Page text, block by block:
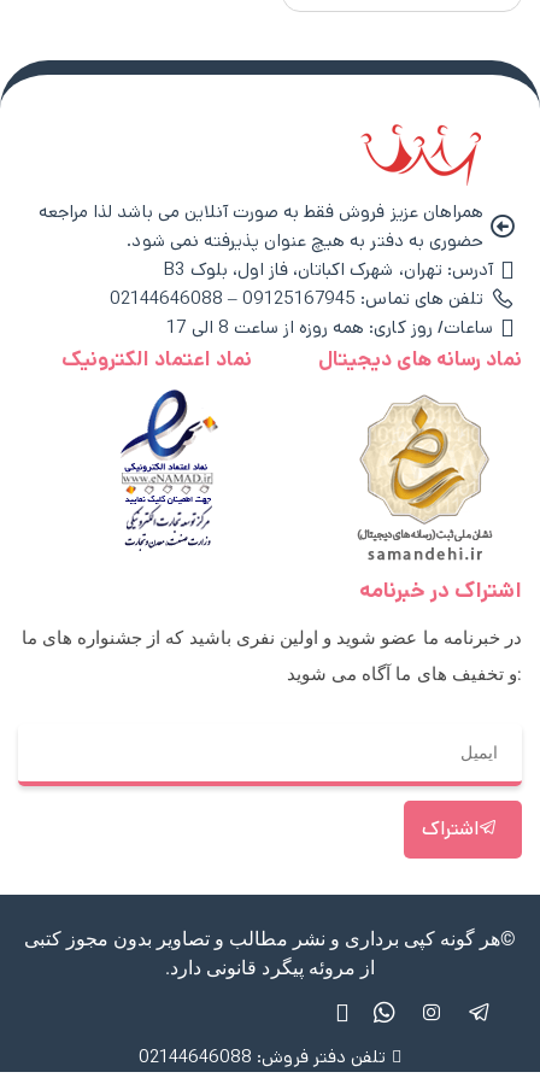
همراهان عزیز فروش فقط به صورت آنلاین می باشد لذا مراجعه
حضوری به دفتر به هیچ عنوان پذیرفته نمی شود.
آدرس: تهران، شهرک اکباتان، فاز اول، بلوک B3
تلفن های تماس: 09125167945 – 02144646088
ساعات/ روز کاری: همه روزه از ساعت 8 الی 17
نماد رسانه های دیجیتال نماد اعتماد الکترونیک
اشتراک در خبرنامه
در خبرنامه ما عضو شوید و اولین نفری باشید که از جشنواره های ما
و تخفیف های ما آگاه می شوید:
اشتراک
©هر گونه کپی برداری و نشر مطالب و تصاویر بدون مجوز کتبی
از مروئه پیگرد قانونی دارد.
تلفن دفتر فروش: 02144646088